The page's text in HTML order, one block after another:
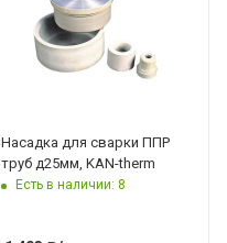
Насадка для сварки ППР
труб д25мм, KAN-therm
Есть в наличии: 8